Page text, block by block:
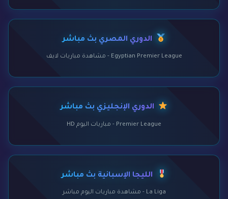
الدوري المصري بث مباشر
Egyptian Premier League - مشاهدة مباريات لايف
الدوري الإنجليزي بث مباشر
Premier League - مباريات اليوم HD
الليجا الإسبانية بث مباشر
La Liga - مشاهدة مباريات اليوم مباشر